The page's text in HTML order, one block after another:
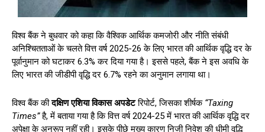
विश्व बैंक ने बुधवार को कहा कि वैश्विक आर्थिक कमजोरी और नीति संबंधी
अनिश्चितताओं के चलते वित्त वर्ष 2025-26 के लिए भारत की आर्थिक वृद्धि दर के
पूर्वानुमान को घटाकर 6.3% कर दिया गया है। इससे पहले, बैंक ने इस अवधि के
लिए भारत की जीडीपी वृद्धि दर 6.7% रहने का अनुमान लगाया था।
विश्व बैंक कीदक्षिण एशिया विकास अपडेटरिपोर्ट, जिसका शीर्षक “Taxing
Times”है, में बताया गया है कि वित्त वर्ष 2024-25 में भारत की आर्थिक वृद्धि दर
अपेक्षा के अनुरूप नहीं रही। इसके पीछे मुख्य कारण निजी निवेश की धीमी वृद्धि